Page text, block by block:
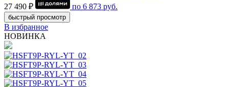
27 490 ₽
по 6 873 руб.
быстрый просмотр
В избранное
НОВИНКА